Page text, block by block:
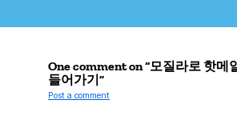
One comment on “모질라로 핫메
들어가기”
Post a comment